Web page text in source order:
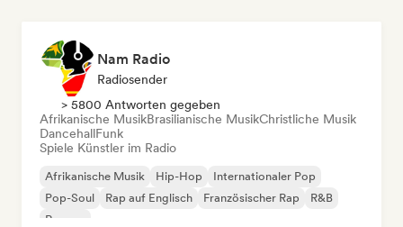
Nam Radio
Radiosender
> 5800 Antworten gegeben
Afrikanische MusikBrasilianische MusikChristliche Musik
DancehallFunk
Spiele Künstler im Radio
Afrikanische Musik Hip-Hop
Internationaler Pop
Pop-Soul
Rap auf Englisch Französischer Rap
R&B
Reggae